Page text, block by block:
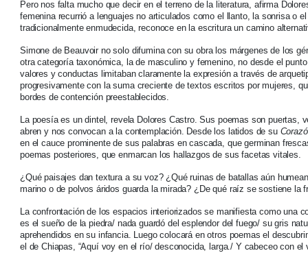
Pero nos falta mucho que decir en el terreno de la literatura, afirma
femenina recurrió a lenguajes no articulados como el llanto, la sonrisa o
tradicionalmente enmudecida, reconoce en la escritura un camino
Simone de Beauvoir no solo difumina con su obra los márgenes de los
otra categoría taxonómica, la de masculino y femenino, no desde el
valores y conductas limitaban claramente la expresión a través de
progresivamente con la suma creciente de textos escritos por mujeres,
bordes de contención preestablecidos.
La poesía es un dintel, revela Dolores Castro. Sus poemas son puertas,
abren y nos convocan a la contemplación. Desde los latidos de su
en el cauce prominente de sus palabras en cascada, que germinan
poemas posteriores, que enmarcan los hallazgos de sus facetas vitales.
¿Qué paisajes dan textura a su voz? ¿Qué ruinas de batallas aún
marino o de polvos áridos guarda la mirada? ¿De qué raíz se sostiene la
La confrontación de los espacios interiorizados se manifiesta como una
es el sueño de la piedra/ nada guardó del esplendor del fuego/ su gris
aprehendidos en su infancia. Luego colocará en otros poemas el
el de Chiapas, “Aquí voy en el río/ desconocida, larga./ Y cabeceo con el